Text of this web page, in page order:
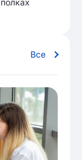
Все